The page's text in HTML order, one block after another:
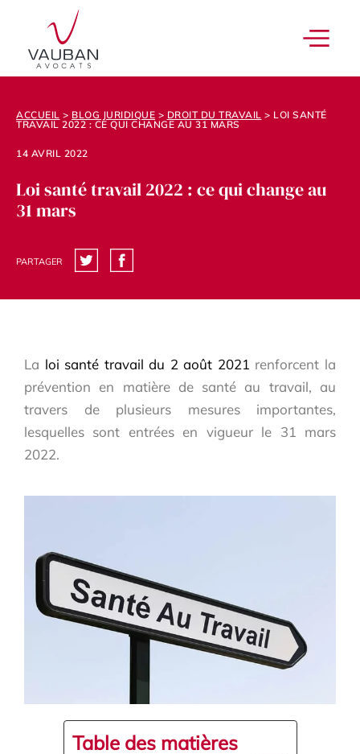
ACCUEIL > BLOG JURIDIQUE > DROIT DU TRAVAIL > LOI SANTÉ
TRAVAIL 2022 : CE QUI CHANGE AU 31 MARS
14 AVRIL 2022
Loi santé travail 2022 : ce qui change au
31 mars
PARTAGER
La loi santé travail du 2 août 2021 renforcent la
prévention en matière de santé au travail, au
travers de plusieurs mesures importantes,
lesquelles sont entrées en vigueur le 31 mars
2022.
Table des matières